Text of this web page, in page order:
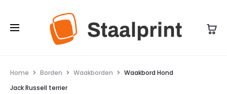
Home Borden Waakborden
Waakbord Hond
Jack Russell terrier